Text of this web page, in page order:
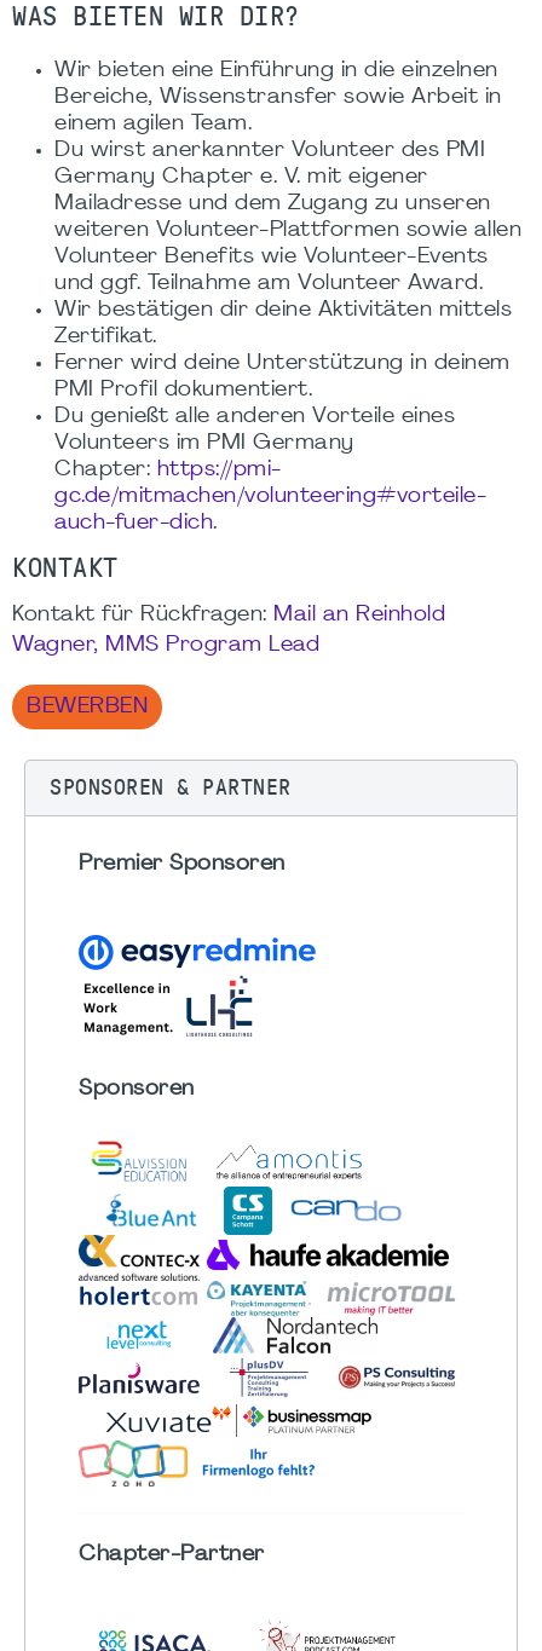
WAS BIETEN WIR DIR?
Wir bieten eine Einführung in die einzelnen
Bereiche, Wissenstransfer sowie Arbeit in
einem agilen Team.
Du wirst anerkannter Volunteer des PMI
Germany Chapter e. V. mit eigener
Mailadresse und dem Zugang zu unseren
weiteren Volunteer-Plattformen sowie allen
Volunteer Benefits wie Volunteer-Events
und ggf. Teilnahme am Volunteer Award.
Wir bestätigen dir deine Aktivitäten mittels
Zertifikat.
Ferner wird deine Unterstützung in deinem
PMI Profil dokumentiert.
Du genießt alle anderen Vorteile eines
Volunteers im PMI Germany
Chapter: https://pmi-
gc.de/mitmachen/volunteering#vorteile-
auch-fuer-dich.
KONTAKT
Kontakt für Rückfragen: Mail an Reinhold
Wagner, MMS Program Lead
BEWERBEN
SPONSOREN & PARTNER
Premier Sponsoren
Sponsoren
Chapter-Partner